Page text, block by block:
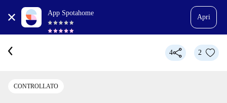
App Spotahome
Apri
4 2
CONTROLLATO